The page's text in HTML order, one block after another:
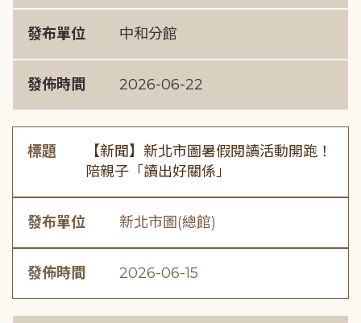
發布單位 中和分館
發佈時間 2026-06-22
標題
【新聞】新北市圖暑假閱讀活動開跑！
陪親子「讀出好關係」
發布單位 新北市圖(總館)
發佈時間 2026-06-15